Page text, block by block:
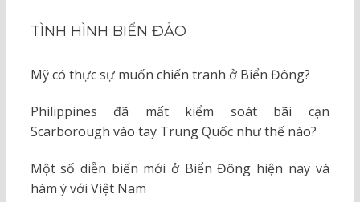
TÌNH HÌNH BIỂN ĐẢO
Mỹ có thực sự muốn chiến tranh ở Biển Đông?
Philippines đã mất kiểm soát bãi cạn
Scarborough vào tay Trung Quốc như thế nào?
Một số diễn biến mới ở Biển Đông hiện nay và
hàm ý với Việt Nam